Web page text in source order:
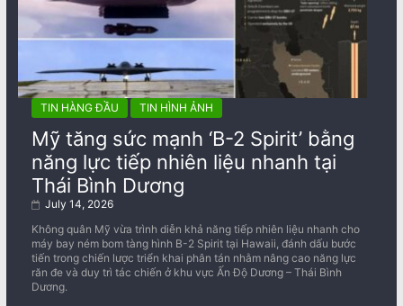
TIN HÀNG ĐẦU TIN HÌNH ẢNH
Mỹ tăng sức mạnh ‘B-2 Spirit’ bằng
năng lực tiếp nhiên liệu nhanh tại
Thái Bình Dương
July 14, 2026
Không quân Mỹ vừa trình diễn khả năng tiếp nhiên liệu nhanh cho
máy bay ném bom tàng hình B-2 Spirit tại Hawaii, đánh dấu bước
tiến trong chiến lược triển khai phân tán nhằm nâng cao năng lực
răn đe và duy trì tác chiến ở khu vực Ấn Độ Dương – Thái Bình
Dương.